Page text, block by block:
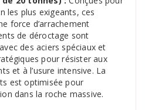
les plus exigeants, ces
force d’arrachement
de déroctage sont
des aciers spéciaux et
pour résister aux
et à l’usure intensive. La
est optimisée pour
dans la roche massive.